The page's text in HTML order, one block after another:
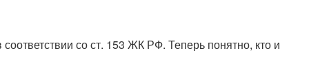
со ст. 153 ЖК РФ. Теперь понятно, кто и